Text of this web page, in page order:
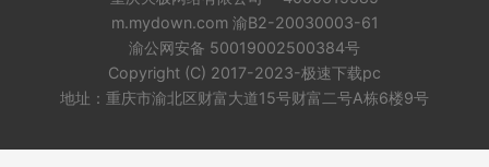
m.mydown.com 渝B2-20030003-61
渝公网安备 50019002500384号
Copyright (C) 2017-2023-极速下载pc
地址：重庆市渝北区财富大道15号财富二号A栋6楼9号